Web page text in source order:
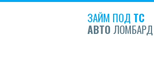
ЗАЙМ ПОД ТС
АВТО ЛОМБАРД